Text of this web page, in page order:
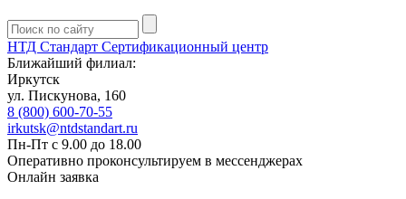
НТД Стандарт Сертификационный центр
Ближайший филиал:
Иркутск
ул. Пискунова, 160
8 (800) 600-70-55
irkutsk@ntdstandart.ru
Пн-Пт с 9.00 до 18.00
Оперативно проконсультируем в мессенджерах
Онлайн заявка